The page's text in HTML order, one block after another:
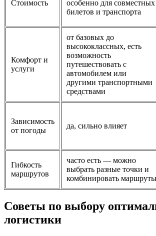
Стоимость
особенно для совместных
билетов и транспорта
Комфорт и
услуги
от базовых до
высококлассных, есть
возможность
путешествовать с
автомобилем или
другими транспортными
средствами
Зависимость
от погоды
да, сильно влияет
Гибкость
маршрутов
часто есть — можно
выбрать разные точки и
комбинировать маршруты
Советы по выбору
логистики